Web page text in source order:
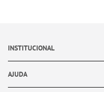
INSTITUCIONAL
AJUDA